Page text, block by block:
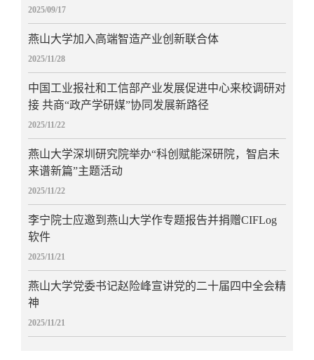
2025/09/17
燕山大学加入高端智造产业创新联合体
2025/11/28
中国工业报社和工信部产业发展促进中心来校调研对
接 共商“政产学研媒”协同发展新路径
2025/11/22
燕山大学深圳研究院举办“科创赋能深研院，智启未
来谱新篇”主题活动
2025/11/22
李宁院士应邀到燕山大学作专题报告并捐赠CIFLog
软件
2025/11/21
燕山大学党委书记赵险峰宣讲党的二十届四中全会精
神
2025/11/21